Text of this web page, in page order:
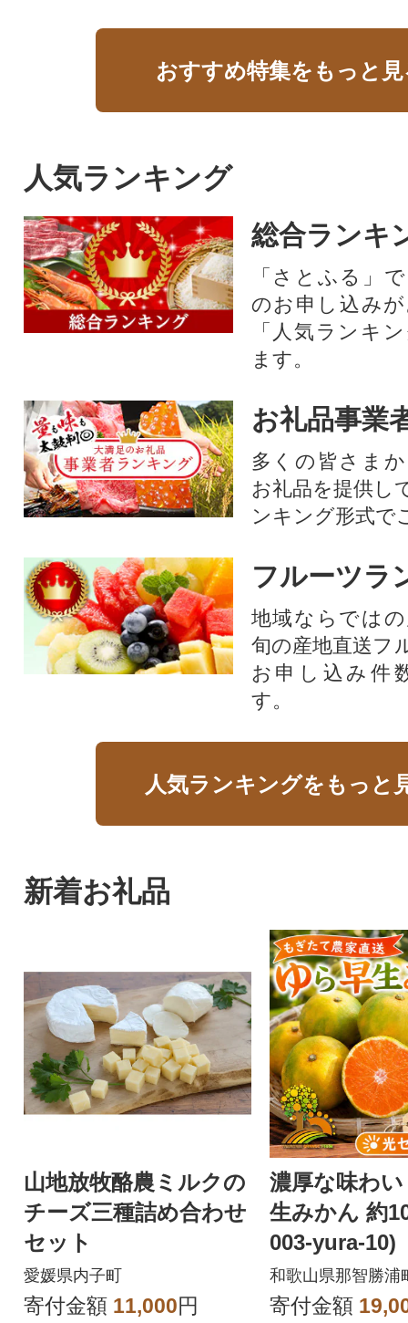
おすすめ特集をもっと
人気ランキング
総合ランキ
「さとふる」
のお申し込み
「人気ランキ
ます。
お礼品事業
多くの皆さま
お礼品を提供し
ンキング形式で
フルーツラ
地域ならでは
旬の産地直送フ
お申し込み件
す。
人気ランキングをもっと
新着お礼品
山地放牧酪農ミルクの
チーズ三種詰め合わせ
セット
愛媛県内子町
寄付金額 11,000円
濃厚な味わ
生みかん 約
003-yura-10)
和歌山県那智勝浦
寄付金額